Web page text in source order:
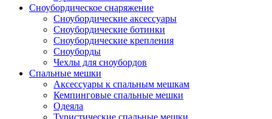
Сноубордическое снаряжение
Сноубордические аксессуары
Сноубордические ботинки
Сноубордические крепления
Сноуборды
Чехлы для сноубордов
Спальные мешки
Аксессуары к спальным мешкам
Кемпинговые спальные мешки
Одеяла
Туристические спальные мешки